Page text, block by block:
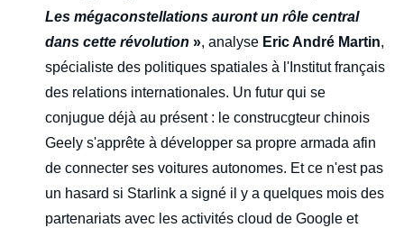
Les mégaconstellations auront un rôle central
dans cette révolution », analyse Eric André Martin,
spécialiste des politiques spatiales à l'Institut français
des relations internationales. Un futur qui se
conjugue déjà au présent : le construcgteur chinois
Geely s'apprête à développer sa propre armada afin
de connecter ses voitures autonomes. Et ce n'est pas
un hasard si Starlink a signé il y a quelques mois des
partenariats avec les activités cloud de Google et